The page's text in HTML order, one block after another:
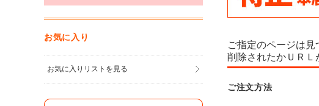
ご指定のページは見
削除されたかＵＲＬ
ご注文方法
お気に入り
お気に入りリストを見る